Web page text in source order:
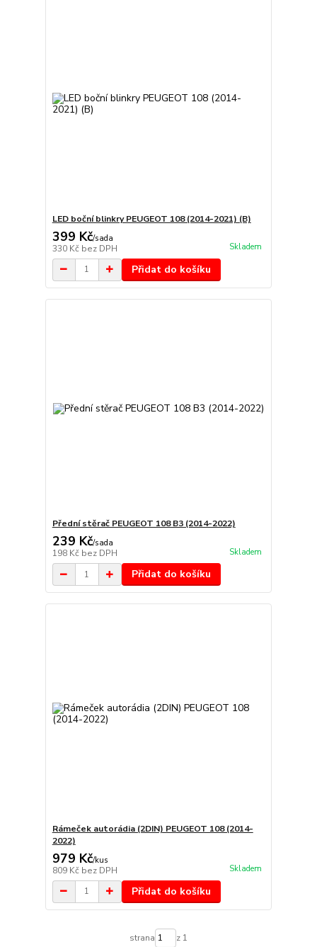
LED boční blinkry PEUGEOT 108 (2014-2021) (B)
399 Kč/sada
330 Kč bez DPH Skladem
Přidat do košíku
Přední stěrač PEUGEOT 108 B3 (2014-2022)
239 Kč/sada
198 Kč bez DPH Skladem
Přidat do košíku
Rámeček autorádia (2DIN) PEUGEOT 108 (2014-
2022)
979 Kč/kus
809 Kč bez DPH Skladem
Přidat do košíku
strana z 1